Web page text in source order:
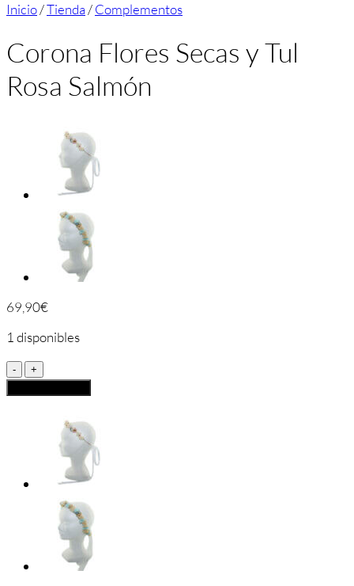
Inicio/Tienda/Complementos
Corona Flores Secas y Tul
Rosa Salmón
69,90€
1 disponibles
Corona
Flores
Secas
cantidad